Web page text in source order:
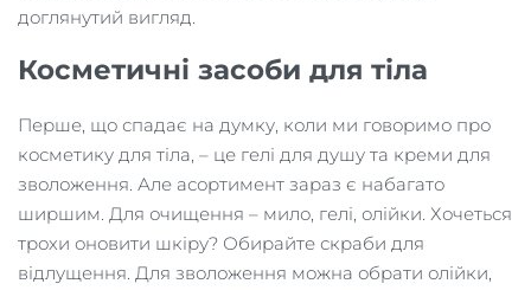
доглянутий вигляд.
Косметичні засоби для тіла
Перше, що спадає на думку, коли ми говоримо про
косметику для тіла, – це гелі для душу та креми для
зволоження. Але асортимент зараз є набагато
ширшим. Для очищення – мило, гелі, олійки. Хочеться
трохи оновити шкіру? Обирайте скраби для
відлущення. Для зволоження можна обрати олійки,